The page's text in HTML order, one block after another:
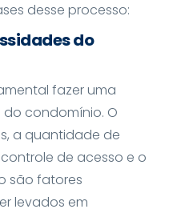
desse processo:
do
fazer uma
condomínio. O
a quantidade de
de acesso e o
são fatores
levados em